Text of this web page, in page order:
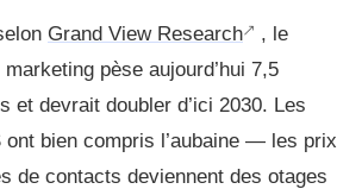
Grand View Research
, le
marketing pèse aujourd’hui 7,5
et devrait doubler d’ici 2030. Les
ont bien compris l’aubaine — les prix
de contacts deviennent des otages